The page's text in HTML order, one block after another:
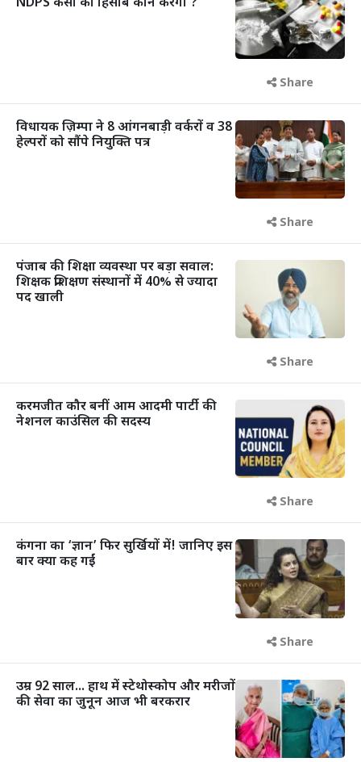
NDPS केसों का हिसाब कौन करेगा ?
Share
विधायक ज़िम्पा ने 8 आंगनबाड़ी वर्करों व 38
हेल्परों को सौंपे नियुक्ति पत्र
Share
पंजाब की शिक्षा व्यवस्था पर बड़ा सवाल:
शिक्षक प्रशिक्षण संस्थानों में 40% से ज्यादा
पद खाली
Share
करमजीत कौर बनीं आम आदमी पार्टी की
नेशनल काउंसिल की सदस्य
Share
कंगना का ‘ज्ञान’ फिर सुर्खियों में! जानिए इस
बार क्या कह गईं
Share
उम्र 92 साल... हाथ में स्टेथोस्कोप और मरीजों
की सेवा का जुनून आज भी बरकरार